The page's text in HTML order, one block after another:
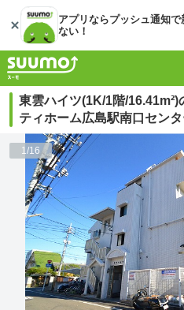
アプリならプッシュ通知で
ない！
東雲ハイツ(1K/1階/
ティホーム広島駅南口セン
1/16